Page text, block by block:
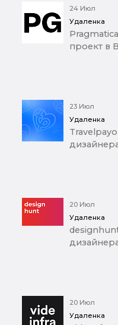
24 Июл
Удаленка
проект в
23 Июл
Удаленка
20 Июл
Удаленка
20 Июл
Удаленка